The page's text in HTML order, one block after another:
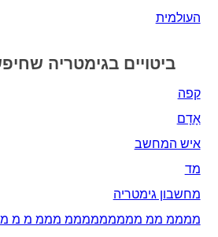
העולמית
ביטויים בגימטריה
קפה
אָדָם‎
איש המחשב
מד
מחשבון גימטריה
ממממ ממ מממממממממ מממ מ מ